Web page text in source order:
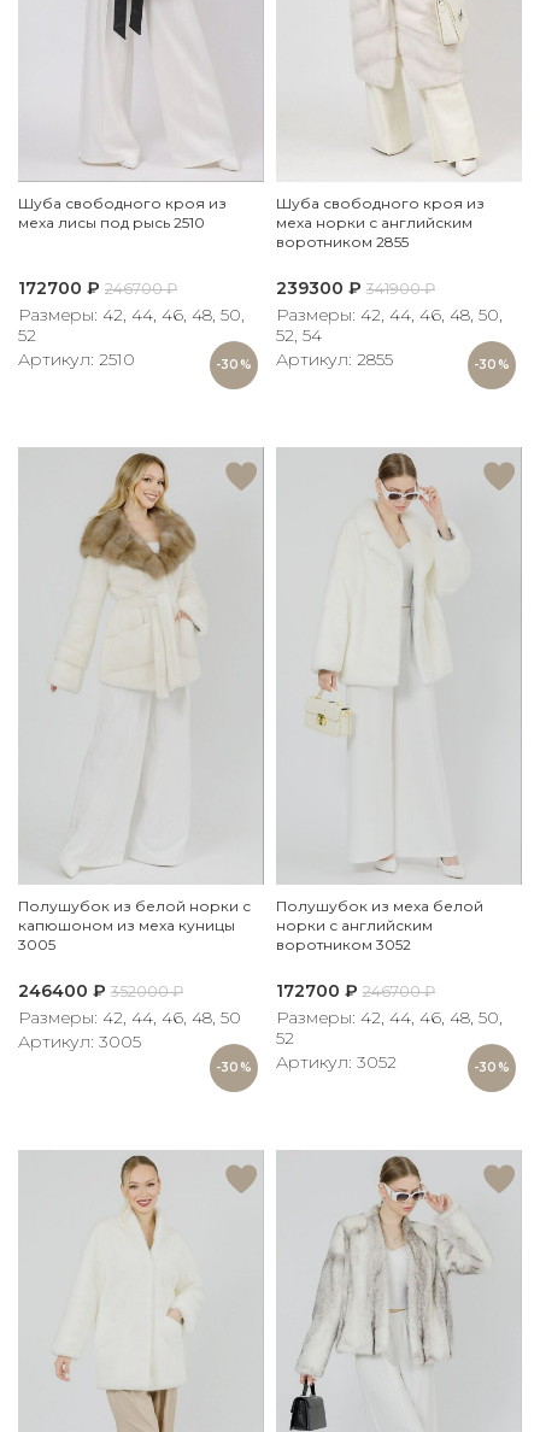
-30%
Шуба свободного кроя из
меха лисы под рысь 2510
172700 ₽ 246700₽
Размеры: 42, 44, 46, 48, 50,
52
Артикул: 2510
-30%
Шуба свободного кроя из
меха норки с английским
воротником 2855
239300 ₽ 341900₽
Размеры: 42, 44, 46, 48, 50,
52, 54
Артикул: 2855
-30%
Полушубок из белой норки с
капюшоном из меха куницы
3005
246400 ₽ 352000₽
Размеры: 42, 44, 46, 48, 50
Артикул: 3005
-30%
Полушубок из меха белой
норки с английским
воротником 3052
172700 ₽ 246700₽
Размеры: 42, 44, 46, 48, 50,
52
Артикул: 3052